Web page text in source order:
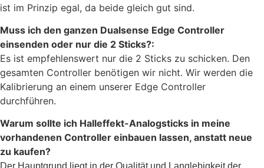
ist im Prinzip egal, da beide gleich gut sind.
Muss ich den ganzen Dualsense Edge Controller
einsenden oder nur die 2 Sticks?:
Es ist empfehlenswert nur die 2 Sticks zu schicken. Den
gesamten Controller benötigen wir nicht. Wir werden die
Kalibrierung an einem unserer Edge Controller
durchführen.
Warum sollte ich Halleffekt-Analogsticks in meine
vorhandenen Controller einbauen lassen, anstatt neue
zu kaufen?